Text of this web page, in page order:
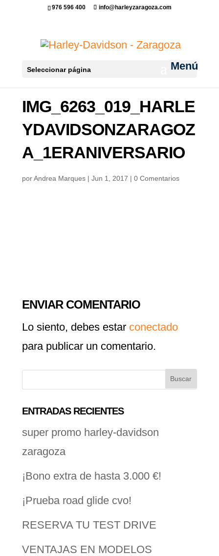
976 596 400 info@harleyzaragoza.com
Seleccionar página
IMG_6263_019_HARLE
YDAVIDSONZARAGOZ
A_1ERANIVERSARIO
porAndrea Marques| Jun 1, 2017 | 0 Comentarios
ENVIAR COMENTARIO
Lo siento, debes estar conectado
para publicar un comentario.
ENTRADAS RECIENTES
super promo harley-davidson
zaragoza
¡Bono extra de hasta 3.000 €!
¡Prueba road glide cvo!
RESERVA TU TEST DRIVE
VENTAJAS EN MODELOS